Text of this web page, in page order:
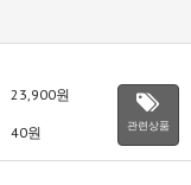
23,900원
40원 관련상품